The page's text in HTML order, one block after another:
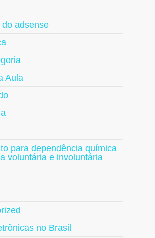
adsense
Aula
para dependência química
voluntária e involuntária
no Brasil